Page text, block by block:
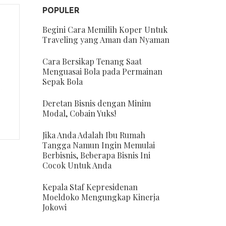
POPULER
Begini Cara Memilih Koper Untuk
Traveling yang Aman dan Nyaman
Cara Bersikap Tenang Saat
Menguasai Bola pada Permainan
Sepak Bola
Deretan Bisnis dengan Minim
Modal, Cobain Yuks!
Jika Anda Adalah Ibu Rumah
Tangga Namun Ingin Memulai
Berbisnis, Beberapa Bisnis Ini
Cocok Untuk Anda
Kepala Staf Kepresidenan
Moeldoko Mengungkap Kinerja
Jokowi